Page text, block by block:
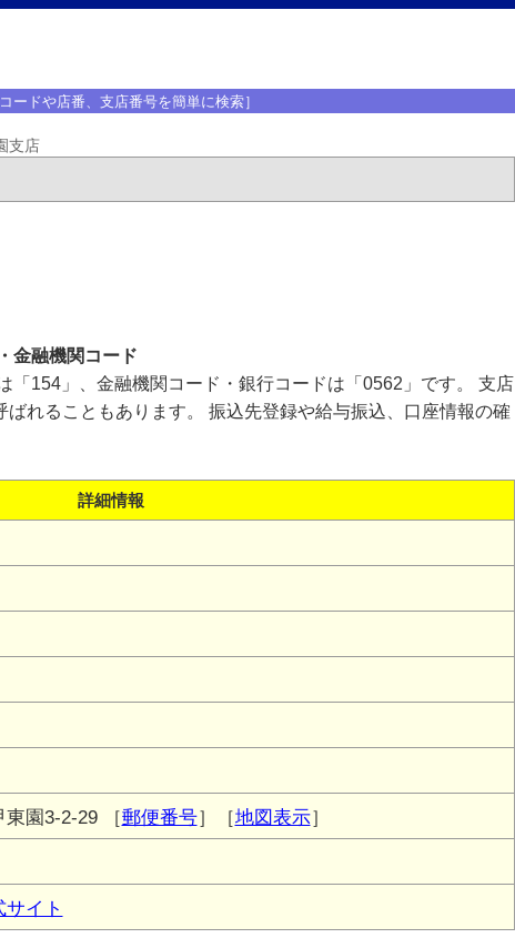
ードや店番、支店番号を簡単に検索］
支店
金融機関コード
「154」、金融機関コード・銀行コードは「0562」です。 支店
れることもあります。 振込先登録や給与振込、口座情報の確
詳細情報
園3-2-29 ［郵便番号］［地図表示］
イト